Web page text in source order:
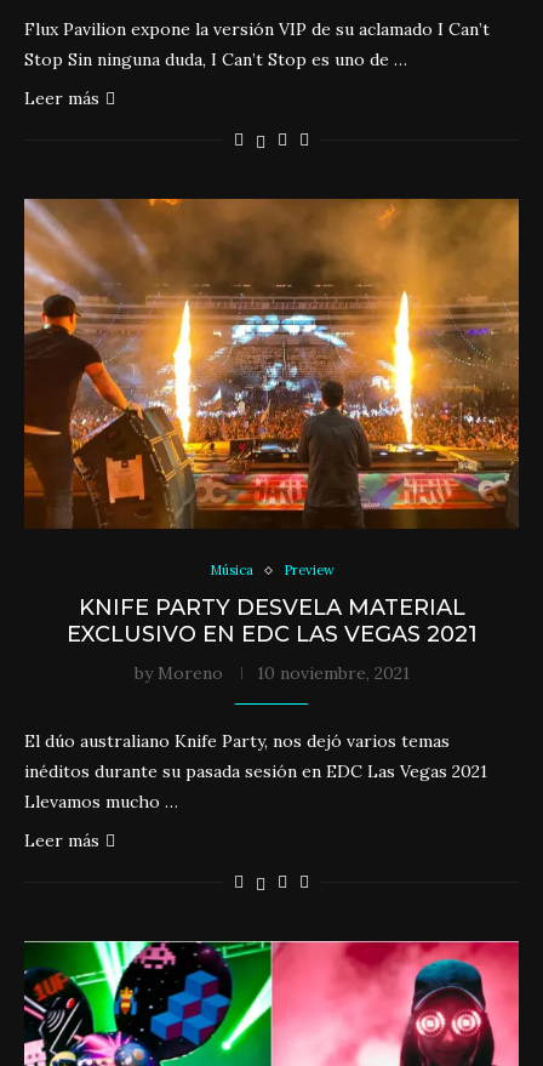
Flux Pavilion expone la versión VIP de su aclamado I Can’t
Stop Sin ninguna duda, I Can’t Stop es uno de …
Leer más
Música Preview
KNIFE PARTY DESVELA MATERIAL
EXCLUSIVO EN EDC LAS VEGAS 2021
by Moreno 10 noviembre, 2021
El dúo australiano Knife Party, nos dejó varios temas
inéditos durante su pasada sesión en EDC Las Vegas 2021
Llevamos mucho …
Leer más